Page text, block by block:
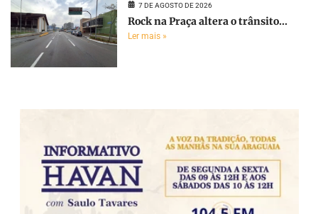
7 DE AGOSTO DE 2026
Rock na Praça altera o trânsito...
Ler mais »